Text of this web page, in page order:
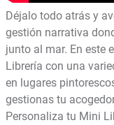
Déjalo todo atrás y
gestión narrativa
junto al mar. En este
Librería con una
en lugares
gestionas tu
Personaliza tu Mini